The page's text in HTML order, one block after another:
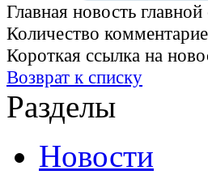
Главная новость
Количество
Короткая ссылка на
Возврат к списку
Разделы
Новости